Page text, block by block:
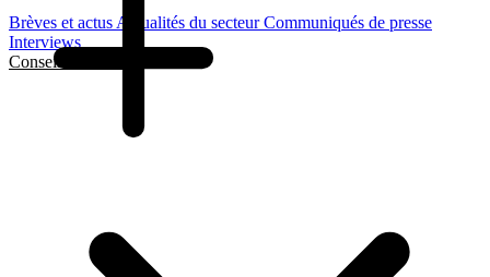
Brèves et actus Actualités du secteurCommuniqués de presse
Interviews
Conseils et Guides